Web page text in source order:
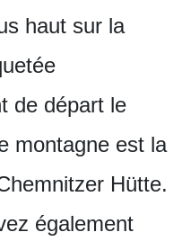
haut sur la
de départ le
montagne est la
Hütte.
également